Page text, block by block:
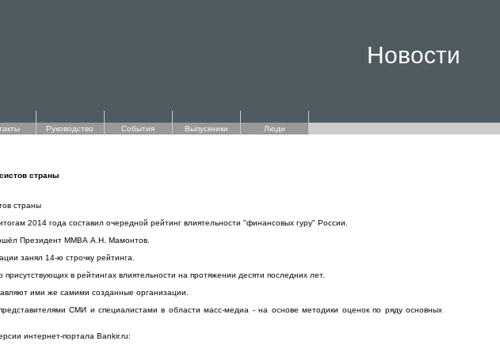
Новости
Руководство События Выпускники Люди
страны
страны
2014 года составил очередной рейтинг влиятельности "финансовых гуру" России.
Президент ММВА А.Н. Мамонтов.
занял 14-ю строчку рейтинга.
в рейтингах влиятельности на протяжении десяти последних лет.
ими же самими созданные организации.
СМИ и специалистами в области масс-медиа - на основе методики оценок по ряду основных
интернет-портала Bankir.ru: